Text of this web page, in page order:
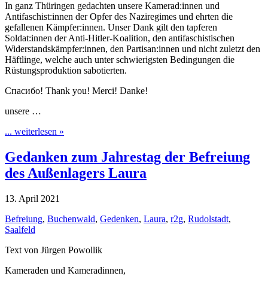
In ganz Thüringen gedachten unsere Kamerad:innen und
Antifaschist:innen der Opfer des Naziregimes und ehrten die
gefallenen Kämpfer:innen. Unser Dank gilt den tapferen
Soldat:innen der Anti-Hitler-Koalition, den antifaschistischen
Widerstandskämpfer:innen, den Partisan:innen und nicht zuletzt den
Häftlinge, welche auch unter schwierigsten Bedingungen die
Rüstungsproduktion sabotierten.
Спасибо! Thank you! Merci! Danke!
unsere …
... weiterlesen »
Gedanken zum Jahrestag der Befreiung
des Außenlagers Laura
13. April 2021
Befreiung, Buchenwald, Gedenken, Laura, r2g, Rudolstadt,
Saalfeld
Text von Jürgen Powollik
Kameraden und Kameradinnen,